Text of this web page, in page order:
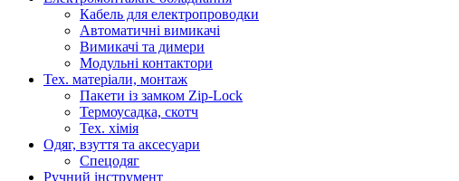
Кабель для електропроводки
Автоматичні вимикачі
Вимикачі та димери
Модульні контактори
Тех. матеріали, монтаж
Пакети із замком Zip-Lock
Термоусадка, скотч
Тех. хімія
Одяг, взуття та аксесуари
Спецодяг
Ручний інструмент